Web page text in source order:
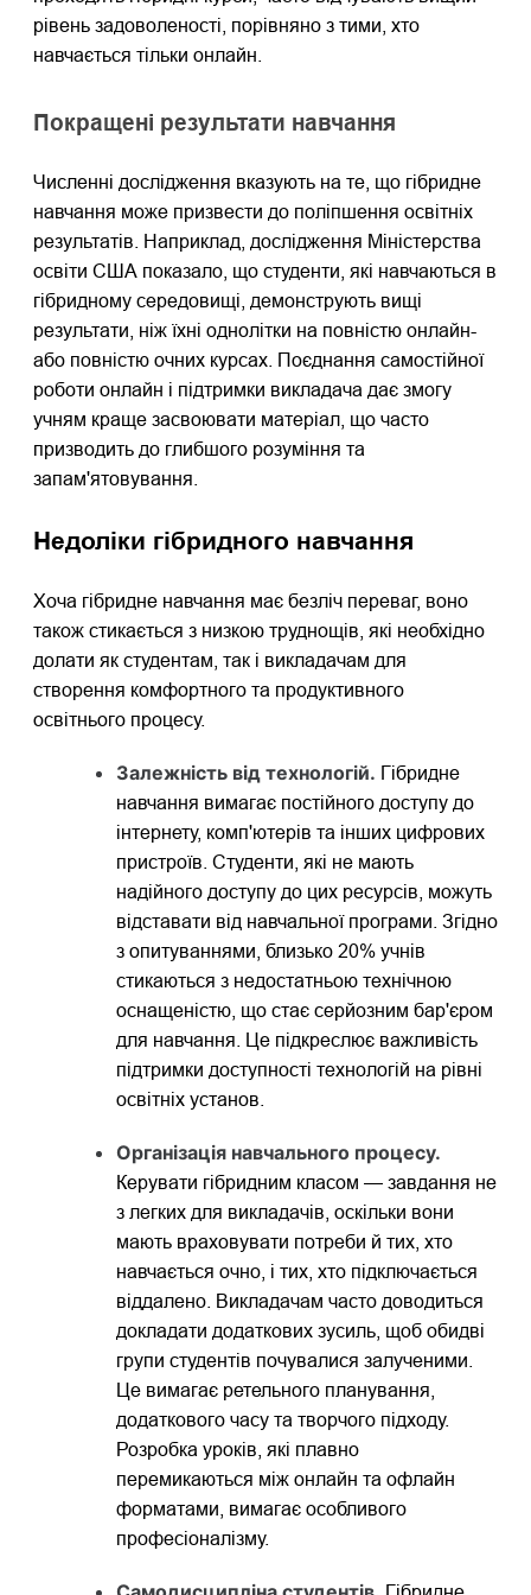
рівень задоволеності, порівняно з тими, хто
навчається тільки онлайн.
Покращені результати навчання
Численні дослідження вказують на те, що гібридне
навчання може призвести до поліпшення освітніх
результатів. Наприклад, дослідження Міністерства
освіти США показало, що студенти, які навчаються в
гібридному середовищі, демонструють вищі
результати, ніж їхні однолітки на повністю онлайн-
або повністю очних курсах. Поєднання самостійної
роботи онлайн і підтримки викладача дає змогу
учням краще засвоювати матеріал, що часто
призводить до глибшого розуміння та
запам'ятовування.
Недоліки гібридного навчання
Хоча гібридне навчання має безліч переваг, воно
також стикається з низкою труднощів, які необхідно
долати як студентам, так і викладачам для
створення комфортного та продуктивного
освітнього процесу.
Залежність від технологій. Гібридне
навчання вимагає постійного доступу до
інтернету, комп'ютерів та інших цифрових
пристроїв. Студенти, які не мають
надійного доступу до цих ресурсів, можуть
відставати від навчальної програми. Згідно
з опитуваннями, близько 20% учнів
стикаються з недостатньою технічною
оснащеністю, що стає серйозним бар'єром
для навчання. Це підкреслює важливість
підтримки доступності технологій на рівні
освітніх установ.
Організація навчального процесу.
Керувати гібридним класом — завдання не
з легких для викладачів, оскільки вони
мають враховувати потреби й тих, хто
навчається очно, і тих, хто підключається
віддалено. Викладачам часто доводиться
докладати додаткових зусиль, щоб обидві
групи студентів почувалися залученими.
Це вимагає ретельного планування,
додаткового часу та творчого підходу.
Розробка уроків, які плавно
перемикаються між онлайн та офлайн
форматами, вимагає особливого
професіоналізму.